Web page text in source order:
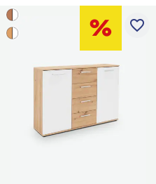
favorite_border